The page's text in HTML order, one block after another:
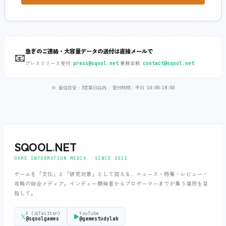
📧急ぎのご連絡・大容量データの送付は直接メールで
プレスリリース受付: press@sqool.net 業務全般: contact@sqool.net
※ 返信目安：3営業日以内 ‧ 受付時間：平日 10:00-18:00
SQOOL.NET
GAME INFORMATION MEDIA ‧ SINCE 2013
ゲームを「文化」と「研究対象」として捉える、ニュース・特集・レビュー・
攻略の総合メディア。インディー開発者からプロゲーマーまでが集う場所を目
指して。
𝕏X (旧Twitter)
@sqoolgames ▶YouTube
@gamestudylab